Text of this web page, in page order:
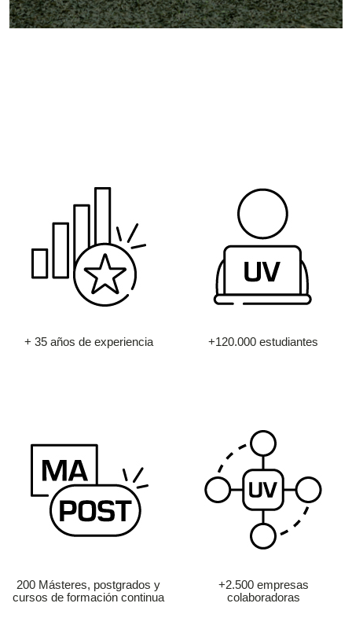
+ 35 años de experiencia +120.000 estudiantes
200 Másteres, postgrados y
cursos de formación continua
+2.500 empresas
colaboradoras